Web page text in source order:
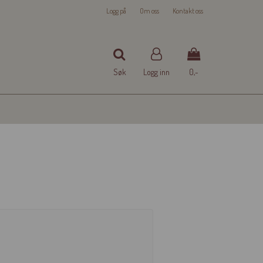
Logg på Om oss Kontakt oss
Søk Logg inn 0,-